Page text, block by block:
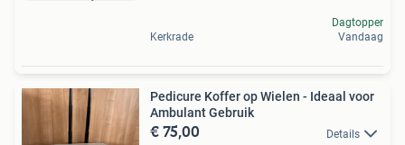
Kerkrade
Dagtopper
Vandaag
Pedicure Koffer op Wielen - Ideaal voor
Ambulant Gebruik
€ 75,00 Details